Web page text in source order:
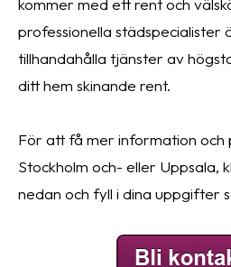
professionella städspecialister
tillhandahålla tjänster av
ditt hem skinande rent.
För att få mer information och
Stockholm och- eller Uppsala,
nedan och fyll i dina uppgifter